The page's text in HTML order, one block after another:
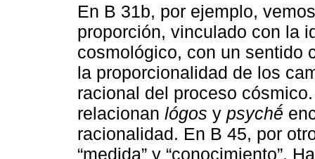
En B 31b, por ejemplo,
proporción, vinculado con la
cosmológico, con un sentido
la proporcionalidad de los
racional del proceso
relacionan lógos y psychḗ
racionalidad. En B 45, por
“medida” y “conocimiento”.